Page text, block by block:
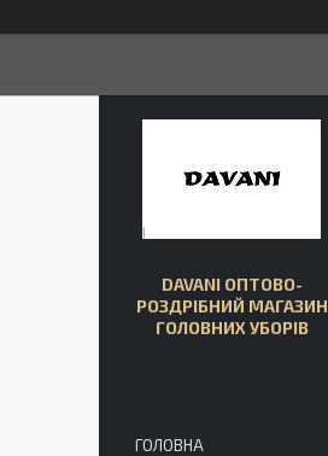
DAVANI ОПТОВО-
РОЗДРІБНИЙ МАГАЗИН
ГОЛОВНИХ УБОРІВ
ГОЛОВНА